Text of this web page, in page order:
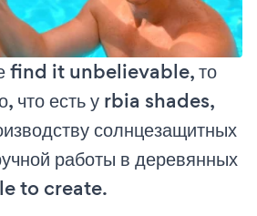
find it unbelievable, то
что есть у rbia shades,
солнцезащитных
работы в деревянных
to create.